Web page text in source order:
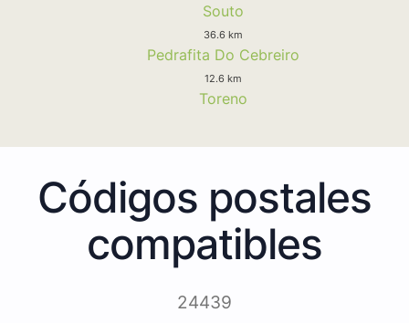
Souto
36.6 km
Pedrafita Do Cebreiro
12.6 km
Toreno
Códigos postales
compatibles
24439